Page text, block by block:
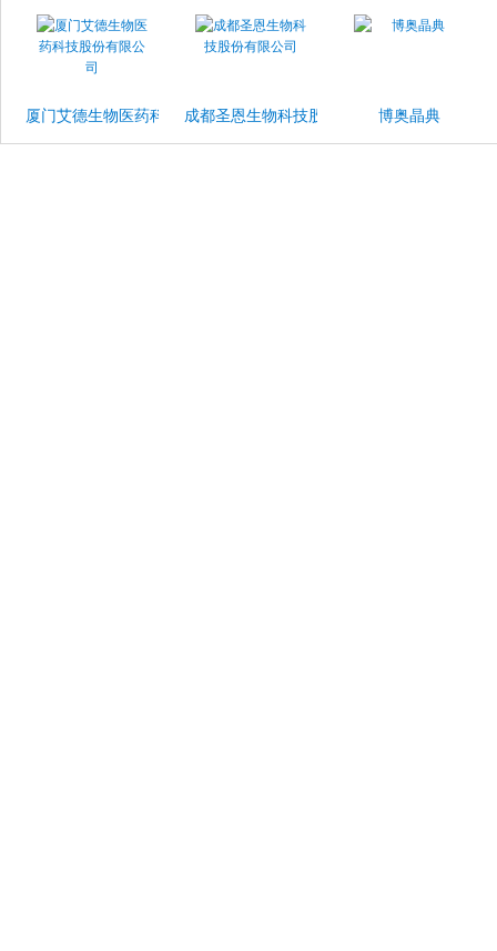
厦门艾德生物医药科技股份有限公司成都圣恩生物科技股份有限公司博奥晶典